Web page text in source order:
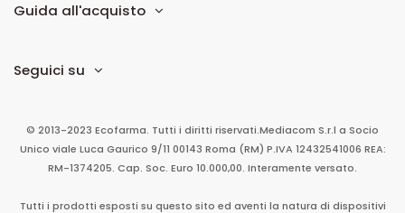
Guida all'acquisto
Seguici su
© 2013-2023 Ecofarma. Tutti i diritti riservati.Mediacom S.r.l a Socio
Unico viale Luca Gaurico 9/11 00143 Roma (RM) P.IVA 12432541006 REA:
RM-1374205. Cap. Soc. Euro 10.000,00. Interamente versato.
Tutti i prodotti esposti su questo sito ed aventi la natura di dispositivi